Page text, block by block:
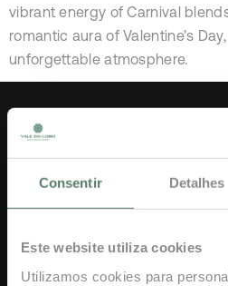
Consentir Detalhes
Este website utiliza cookies
Utilizamos cookies para
vibrant energy of Carnival
romantic aura of Valentine’s
unforgettable atmosphere.
Vale do Lobo Resort 8135-034,